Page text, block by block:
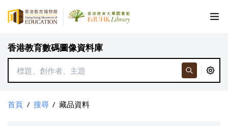
香港教育數碼圖像資料庫
首頁 / 搜尋 / 藏品資料